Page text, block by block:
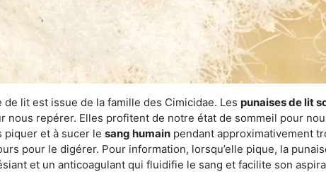
lit est issue de la famille des Cimicidae. Les punaises de lit
repérer. Elles profitent de notre état de sommeil pour
piquer et à sucer le sang humain pendant approximativement
pour le digérer. Pour information, lorsqu’elle pique, la
et un anticoagulant qui fluidifie le sang et facilite son